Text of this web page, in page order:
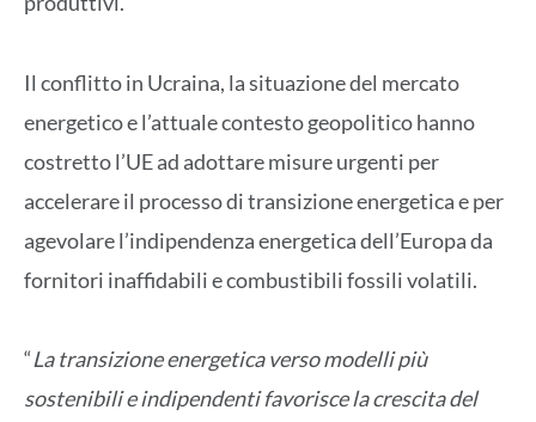
Il conflitto in Ucraina, la situazione del mercato
energetico e l’attuale contesto geopolitico hanno
costretto l’UE ad adottare misure urgenti per
accelerare il processo di transizione energetica e per
agevolare l’indipendenza energetica dell’Europa da
fornitori inaffidabili e combustibili fossili volatili.
“La transizione energetica verso modelli più
sostenibili e indipendenti favorisce la crescita del